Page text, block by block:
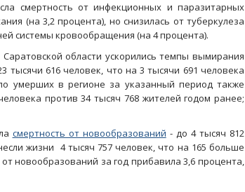
смертность от инфекционных и паразитарных
(на 3,2 процента), но снизилась от туберкулеза
системы кровообращения (на 4 процента).
области ускорились темпы вымирания
тысячи 616 человек, что на 3 тысячи 691 человека
умерших в регионе за указанный период также
против 34 тысяч 768 жителей годом ранее;
смертность от новообразований - до 4 тысяч 812
жизни 4 тысяч 757 человек, что на 165 больше
новообразований за год прибавила 3,6 процента,